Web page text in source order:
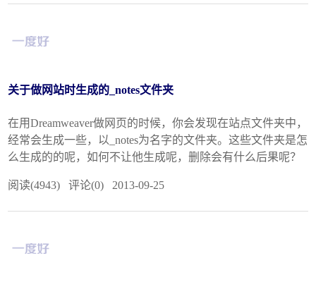
关于做网站时生成的_notes文件夹
在用Dreamweaver做网页的时候，你会发现在站点文件夹中，
经常会生成一些，以_notes为名字的文件夹。这些文件夹是怎
么生成的的呢，如何不让他生成呢，删除会有什么后果呢？
阅读(4943) 评论(0) 2013-09-25